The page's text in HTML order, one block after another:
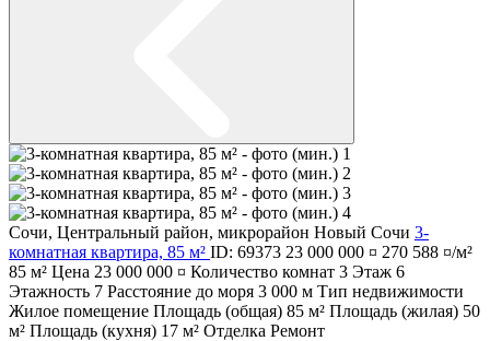
Сочи, Центральный район, микрорайон Новый Сочи 3-
комнатная квартира, 85 м² ID: 69373 23 000 000 ¤ 270 588 ¤/м²
85 м² Цена 23 000 000 ¤ Количество комнат 3 Этаж 6
Этажность 7 Расстояние до моря 3 000 м Тип недвижимости
Жилое помещение Площадь (общая) 85 м² Площадь (жилая) 50
м² Площадь (кухня) 17 м² Отделка Ремонт